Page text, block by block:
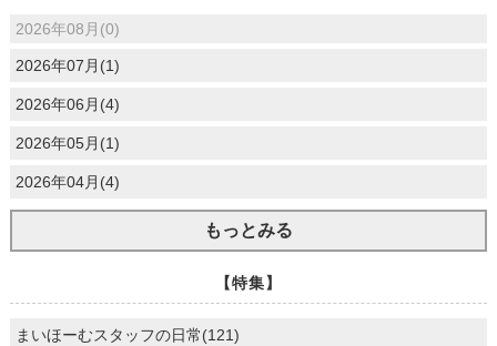
2026年08月(0)
2026年07月(1)
2026年06月(4)
2026年05月(1)
2026年04月(4)
もっとみる
【特集】
まいほーむスタッフの日常(121)